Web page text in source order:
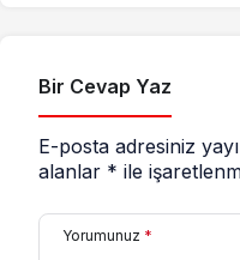
Bir Cevap Yaz
E-posta adresiniz
alanlar * ile
Yorumunuz *